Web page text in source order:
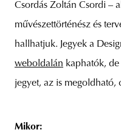
Csordás Zoltán Csordi –
művészettörténész és
hallhatjuk. Jegyek a
weboldalán kaphatók,
jegyet, az is megoldható,
Mikor: